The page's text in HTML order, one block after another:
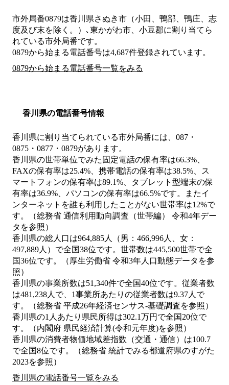
市外局番0879は香川県さぬき市（小田、鴨部、鴨庄、志
度及び末を除く。）､東かがわ市、小豆郡に割り当てら
れている市外局番です。
0879から始まる電話番号は4,687件登録されています。
0879から始まる電話番号一覧をみる
香川県の電話番号情報
香川県に割り当てられている市外局番には、087・
0875・0877・0879があります。
香川県の世帯単位でみた固定電話の保有率は66.3%、
FAXの保有率は25.4%、携帯電話の保有率は38.5%、ス
マートフォンの保有率は89.1%、タブレット型端末の保
有率は36.9%、パソコンの保有率は66.5%です。またイ
ンターネットを誰も利用したことがない世帯率は12%で
す。（総務省 通信利用動向調査（世帯編） 令和4年デー
タを参照）
香川県の総人口は964,885人（男：466,996人、女：
497,889人）で全国38位です。世帯数は445,500世帯で全
国36位です。（厚生労働省 令和3年人口動態データを参
照）
香川県の事業所数は51,340件で全国40位です。従業者数
は481,238人で、1事業所あたりの従業者数は9.37人で
す。（総務省 平成26年経済センサス‐基礎調査を参照）
香川県の1人あたり県民所得は302.1万円で全国20位で
す。（内閣府 県民経済計算(令和元年度)を参照）
香川県の消費者物価地域差指数（交通・通信）は100.7
で全国8位です。（総務省 統計でみる都道府県のすがた
2023を参照）
香川県の電話番号一覧をみる